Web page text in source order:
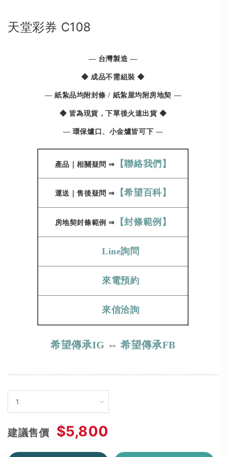
天堂彩券 C108
— 台灣製造 —
◆ 成品不需組裝 ◆
— 紙紮品均附封條 / 紙紮屋均附房地契 —
◆ 皆為現貨，下單後火速出貨 ◆
— 環保爐口、小金爐皆可下 —
產品 ｜相關疑問 ⇒ 【聯絡我們】
運送 ｜售後疑問 ⇒ 【希望百科】
房地契封條範例​​​​​⇒ 【封條範例】
Line詢問
來電預約
來信洽詢
希望傳承IG ⇔希望傳承FB
建議售價 $5,800